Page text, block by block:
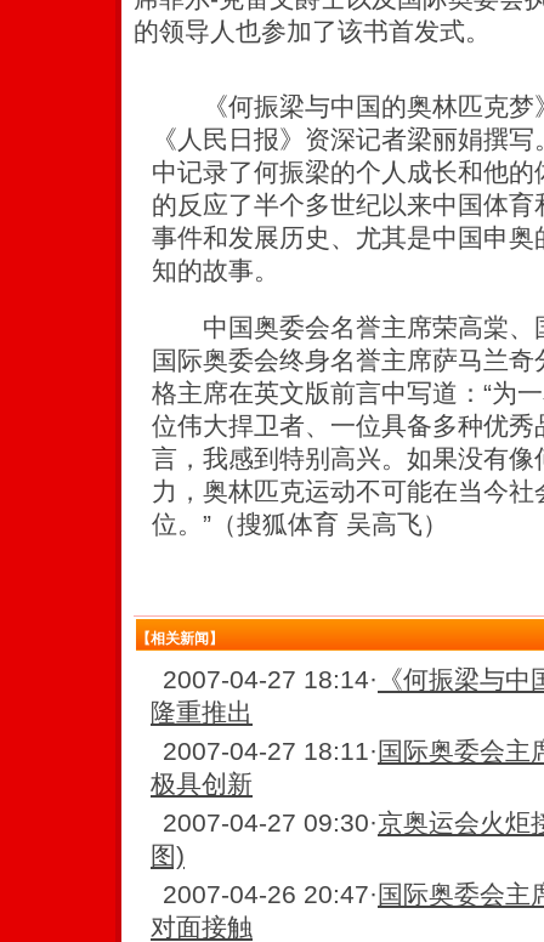
的领导人也参加了该书首发式。
《何振梁与中国的奥林匹克梦
《人民日报》资深记者梁丽娟撰
中记录了何振梁的个人成长和他
的反应了半个多世纪以来中国体
事件和发展历史、尤其是中国申
知的故事。
中国奥委会名誉主席荣高棠、
国际奥委会终身名誉主席萨马兰
格主席在英文版前言中写道：“为
位伟大捍卫者、一位具备多种优
言，我感到特别高兴。如果没有
力，奥林匹克运动不可能在当今
位。”（搜狐体育 吴高飞）
【相关新闻】
2007-04-27 18:14· 《何振梁与
隆重推出
2007-04-27 18:11· 国际奥委会主
极具创新
2007-04-27 09:30·京奥运会火炬
图)
2007-04-26 20:47· 国际奥委会主
对面接触